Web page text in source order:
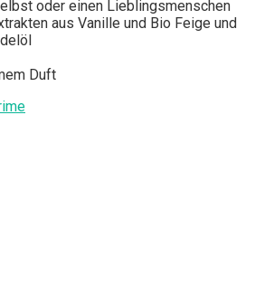
oder einen Lieblingsmenschen
aus Vanille und Bio Feige und
Duft